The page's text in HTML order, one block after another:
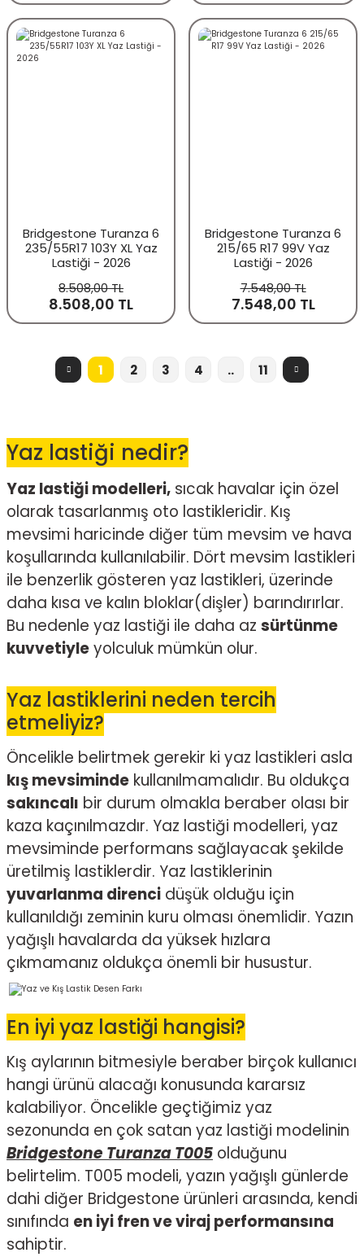
Bridgestone Turanza 6
235/55R17 103Y XL Yaz
Lastiği - 2026
8.508,00 TL
8.508,00 TL
Bridgestone Turanza 6
215/65 R17 99V Yaz
Lastiği - 2026
7.548,00 TL
7.548,00 TL
1 2 3 4 .. 11
Yaz lastiği nedir?
Yaz lastiği modelleri, sıcak havalar için özel
olarak tasarlanmış oto lastikleridir. Kış
mevsimi haricinde diğer tüm mevsim ve hava
koşullarında kullanılabilir. Dört mevsim lastikleri
ile benzerlik gösteren yaz lastikleri, üzerinde
daha kısa ve kalın bloklar(dişler) barındırırlar.
Bu nedenle yaz lastiği ile daha az sürtünme
kuvvetiyleyolculuk mümkün olur.
Yaz lastiklerini neden tercih
etmeliyiz?
Öncelikle belirtmek gerekir ki yaz lastikleri asla
kış mevsiminde kullanılmamalıdır. Bu oldukça
sakıncalı bir durum olmakla beraber olası bir
kaza kaçınılmazdır. Yaz lastiği modelleri, yaz
mevsiminde performans sağlayacak şekilde
üretilmiş lastiklerdir. Yaz lastiklerinin
yuvarlanma direnci düşük olduğu için
kullanıldığı zeminin kuru olması önemlidir. Yazın
yağışlı havalarda da yüksek hızlara
çıkmamanız oldukça önemli bir husustur.
En iyi yaz lastiği hangisi?
Kış aylarının bitmesiyle beraber birçok kullanıcı
hangi ürünü alacağı konusunda kararsız
kalabiliyor. Öncelikle geçtiğimiz yaz
sezonunda en çok satan yaz lastiği modelinin
Bridgestone Turanza T005 olduğunu
belirtelim. T005 modeli, yazın yağışlı günlerde
dahi diğer Bridgestone ürünleri arasında, kendi
sınıfında en iyi fren ve viraj performansına
sahiptir.